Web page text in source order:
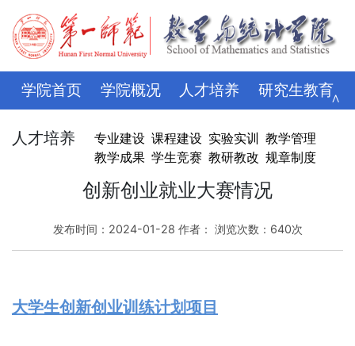
学院首页 学院概况 人才培养 研究生教育
学科科研 师资队伍 招生就业 党建思政
评建专栏 资料下载 学校主页
∧
人才培养 专业建设 课程建设 实验实训
教学管理
教学成果 学生竞赛 教研教改 规章制度
创新创业就业大赛情况
发布时间：2024-01-28 作者： 浏览次数： 640次
大学生创新创业训练计划项目